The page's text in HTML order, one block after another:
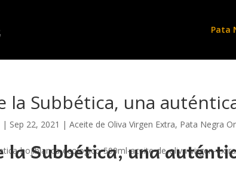
Pata
la Subbética, una
| Sep 22, 2021 |Aceite de Oliva Virgen Extra, Pata Negra
la Subbética, una